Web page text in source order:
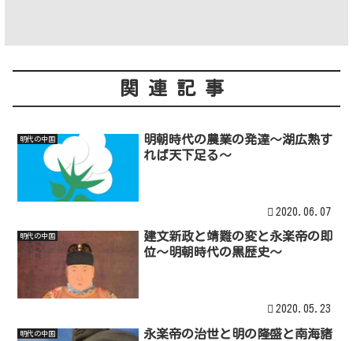
関連記事
明代の中国
明朝時代の農業の発達～湖広熟す
れば天下足る～
2020.06.07
明代の中国
建文新政と靖難の変と永楽帝の即
位～明朝時代の黒歴史～
2020.05.23
明代の中国
永楽帝の治世と明の隆盛と南海諸